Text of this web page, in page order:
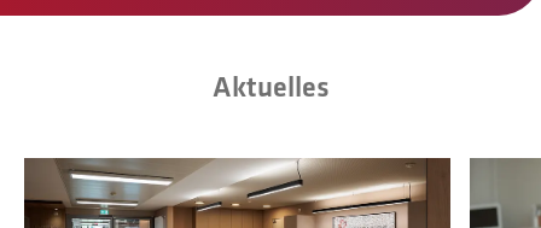
Aktuelles